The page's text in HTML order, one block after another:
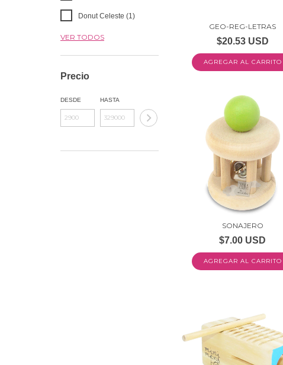
Donut Celeste (1)
VER TODOS
Precio
DESDE HASTA
GEO-REG-LETRAS
$20.53 USD
SONAJERO
$7.00 USD